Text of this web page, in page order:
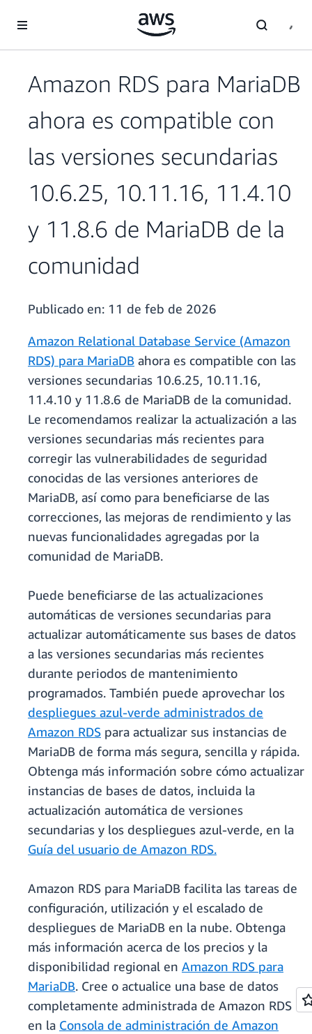
Amazon RDS para MariaDB
ahora es compatible con
las versiones secundarias
10.6.25, 10.11.16, 11.4.10
y 11.8.6 de MariaDB de la
comunidad
Publicado en: 11 de feb de 2026
Amazon Relational Database Service (Amazon
RDS) para MariaDB ahora es compatible con las
versiones secundarias 10.6.25, 10.11.16,
11.4.10 y 11.8.6 de MariaDB de la comunidad.
Le recomendamos realizar la actualización a las
versiones secundarias más recientes para
corregir las vulnerabilidades de seguridad
conocidas de las versiones anteriores de
MariaDB, así como para beneficiarse de las
correcciones, las mejoras de rendimiento y las
nuevas funcionalidades agregadas por la
comunidad de MariaDB.
Puede beneficiarse de las actualizaciones
automáticas de versiones secundarias para
actualizar automáticamente sus bases de datos
a las versiones secundarias más recientes
durante periodos de mantenimiento
programados. También puede aprovechar los
despliegues azul-verde administrados de
Amazon RDS para actualizar sus instancias de
MariaDB de forma más segura, sencilla y rápida.
Obtenga más información sobre cómo actualizar
instancias de bases de datos, incluida la
actualización automática de versiones
secundarias y los despliegues azul-verde, en la
Guía del usuario de Amazon RDS.
Amazon RDS para MariaDB facilita las tareas de
configuración, utilización y el escalado de
despliegues de MariaDB en la nube. Obtenga
más información acerca de los precios y la
disponibilidad regional en Amazon RDS para
MariaDB. Cree o actualice una base de datos
completamente administrada de Amazon RDS
en la Consola de administración de Amazon